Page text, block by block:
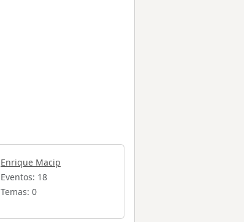
Enrique Macip
Eventos: 18
Temas: 0